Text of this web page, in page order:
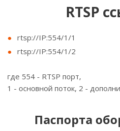
RTSP
rtsp://IP:554/1/1
rtsp://IP:554/1/2
где 554 - RTSP порт,
1 - основной поток, 2 -
Паспорта